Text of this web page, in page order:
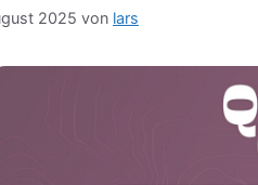
2025 von lars